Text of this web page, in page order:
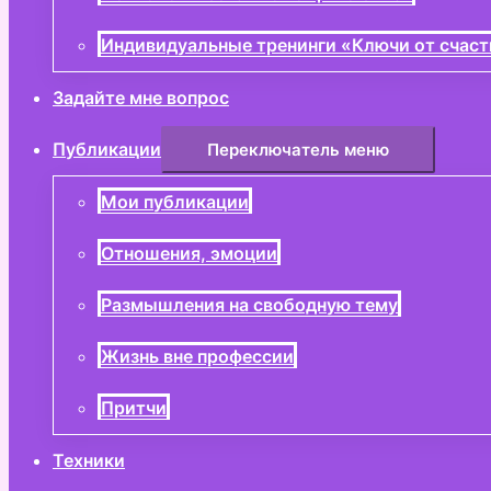
Индивидуальные тренинги «Ключи от
Задайте мне вопрос
Публикации Переключатель меню
Мои публикации
Отношения, эмоции
Размышления на свободную тему
Жизнь вне профессии
Притчи
Техники